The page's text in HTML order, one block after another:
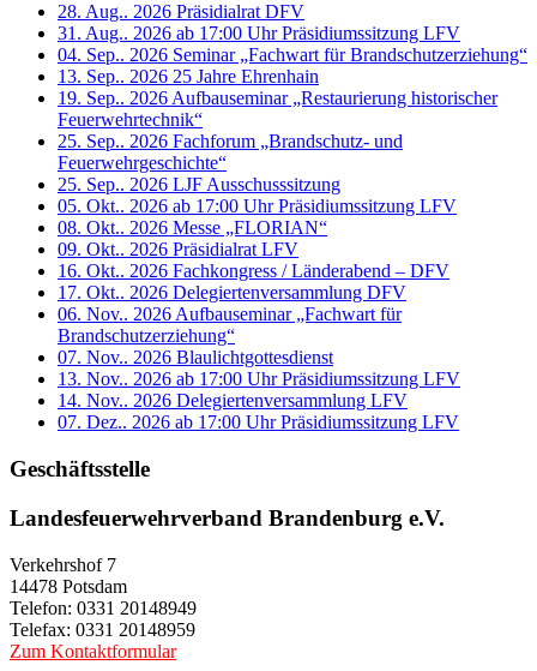
28. Aug.. 2026 Präsidialrat DFV
31. Aug.. 2026 ab 17:00 Uhr Präsidiumssitzung LFV
04. Sep.. 2026 Seminar „Fachwart für Brandschutzerziehung“
13. Sep.. 2026 25 Jahre Ehrenhain
19. Sep.. 2026 Aufbauseminar „Restaurierung historischer
Feuerwehrtechnik“
25. Sep.. 2026 Fachforum „Brandschutz- und
Feuerwehrgeschichte“
25. Sep.. 2026 LJF Ausschusssitzung
05. Okt.. 2026 ab 17:00 Uhr Präsidiumssitzung LFV
08. Okt.. 2026 Messe „FLORIAN“
09. Okt.. 2026 Präsidialrat LFV
16. Okt.. 2026 Fachkongress / Länderabend – DFV
17. Okt.. 2026 Delegiertenversammlung DFV
06. Nov.. 2026 Aufbauseminar „Fachwart für
Brandschutzerziehung“
07. Nov.. 2026 Blaulichtgottesdienst
13. Nov.. 2026 ab 17:00 Uhr Präsidiumssitzung LFV
14. Nov.. 2026 Delegiertenversammlung LFV
07. Dez.. 2026 ab 17:00 Uhr Präsidiumssitzung LFV
Geschäftsstelle
Landesfeuerwehrverband Brandenburg e.V.
Verkehrshof 7
14478 Potsdam
Telefon: 0331 20148949
Telefax: 0331 20148959
Zum Kontaktformular